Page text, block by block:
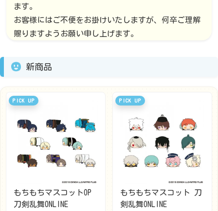
ます。
お客様にはご不便をお掛けいたしますが、何卒ご理解
賜りますようお願い申し上げます。
新商品
もちもちマスコットOP
刀剣乱舞ONLINE
もちもちマスコット 刀
剣乱舞ONLINE